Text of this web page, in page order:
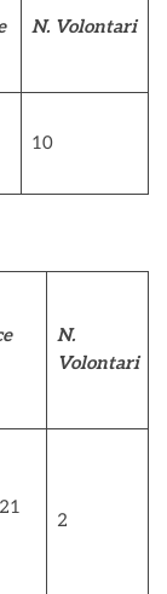
N. Volontari
10
N.
Volontari
2